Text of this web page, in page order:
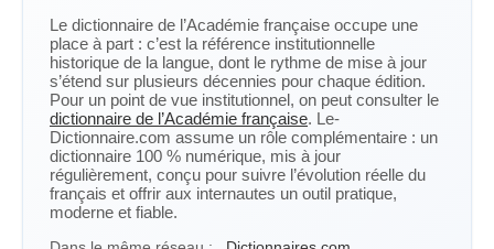
Le dictionnaire de l’Académie française occupe une
place à part : c’est la référence institutionnelle
historique de la langue, dont le rythme de mise à jour
s’étend sur plusieurs décennies pour chaque édition.
Pour un point de vue institutionnel, on peut consulter le
dictionnaire de l’Académie française. Le-
Dictionnaire.com assume un rôle complémentaire : un
dictionnaire 100 % numérique, mis à jour
régulièrement, conçu pour suivre l’évolution réelle du
français et offrir aux internautes un outil pratique,
moderne et fiable.